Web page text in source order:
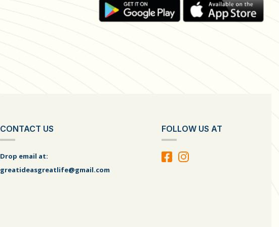
CONTACT US
Drop email at:
greatideasgreatlife@gmail.com
FOLLOW US AT